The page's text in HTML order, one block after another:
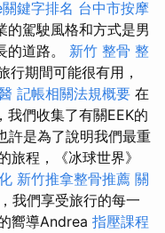
鍵字排名 台中市按摩
的駕駛風格和方式是男
的道路。 新竹 整骨 整
行期間可能很有用，
記帳相關法規概要 在
我們收集了有關EEK的
許是為了說明我們最重
程，《冰球世界》
新竹推拿整骨推薦 關
我們享受旅行的每一
嚮導Andrea 指壓課程